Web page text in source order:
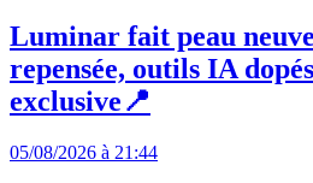
Luminar fait peau
repensée, outils IA
exclusive📍
05/08/2026 à 21:44